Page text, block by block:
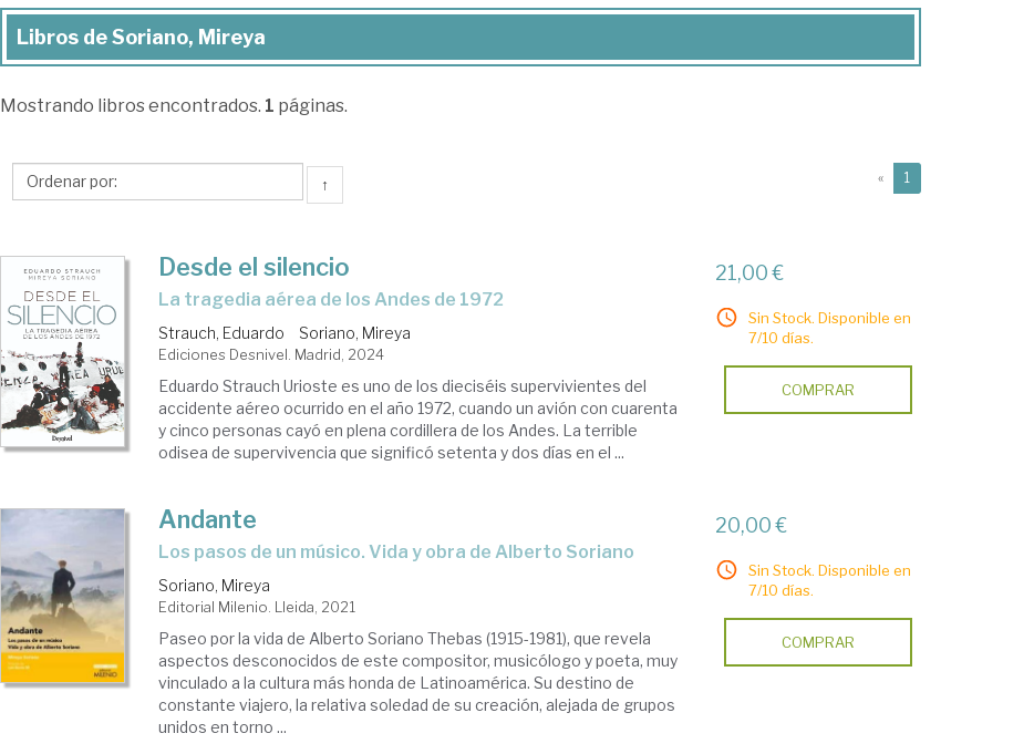
Libros
Soriano,
Libros de Soriano, Mireya
Mostrando libros encontrados. 1 páginas.
↑ « 1
Desde el silencio
la tragedia aérea de los Andes de 1972
Strauch, Eduardo Soriano, Mireya
Ediciones Desnivel. Madrid, 2024
Eduardo Strauch Urioste es uno de los dieciséis supervivientes del
accidente aéreo ocurrido en el año 1972, cuando un avión con cuarenta
y cinco personas cayó en plena cordillera de los Andes. La terrible
odisea de supervivencia que significó setenta y dos días en el ...
21,00 €
Sin Stock. Disponible en
7/10 días.
COMPRAR
Andante
Los pasos de un músico. Vida y obra de Alberto Soriano
Soriano, Mireya
Editorial Milenio. Lleida, 2021
Paseo por la vida de Alberto Soriano Thebas (1915-1981), que revela
aspectos desconocidos de este compositor, musicólogo y poeta, muy
vinculado a la cultura más honda de Latinoamérica. Su destino de
constante viajero, la relativa soledad de su creación, alejada de grupos
unidos en torno ...
20,00 €
Sin Stock. Disponible en
7/10 días.
COMPRAR